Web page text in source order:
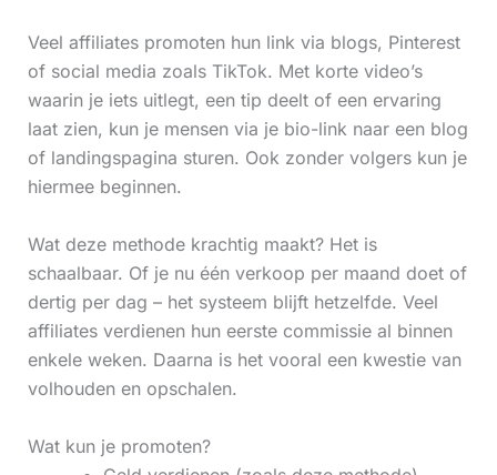
Veel affiliates promoten hun link via blogs, Pinterest
of social media zoals TikTok. Met korte video’s
waarin je iets uitlegt, een tip deelt of een ervaring
laat zien, kun je mensen via je bio-link naar een blog
of landingspagina sturen. Ook zonder volgers kun je
hiermee beginnen.
Wat deze methode krachtig maakt? Het is
schaalbaar. Of je nu één verkoop per maand doet of
dertig per dag – het systeem blijft hetzelfde. Veel
affiliates verdienen hun eerste commissie al binnen
enkele weken. Daarna is het vooral een kwestie van
volhouden en opschalen.
Wat kun je promoten?